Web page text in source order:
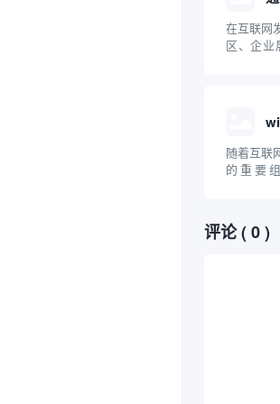
在互联网
区、企业
效协作开
随着互联
的重要
域名网站
以及在...
评论( 0 )